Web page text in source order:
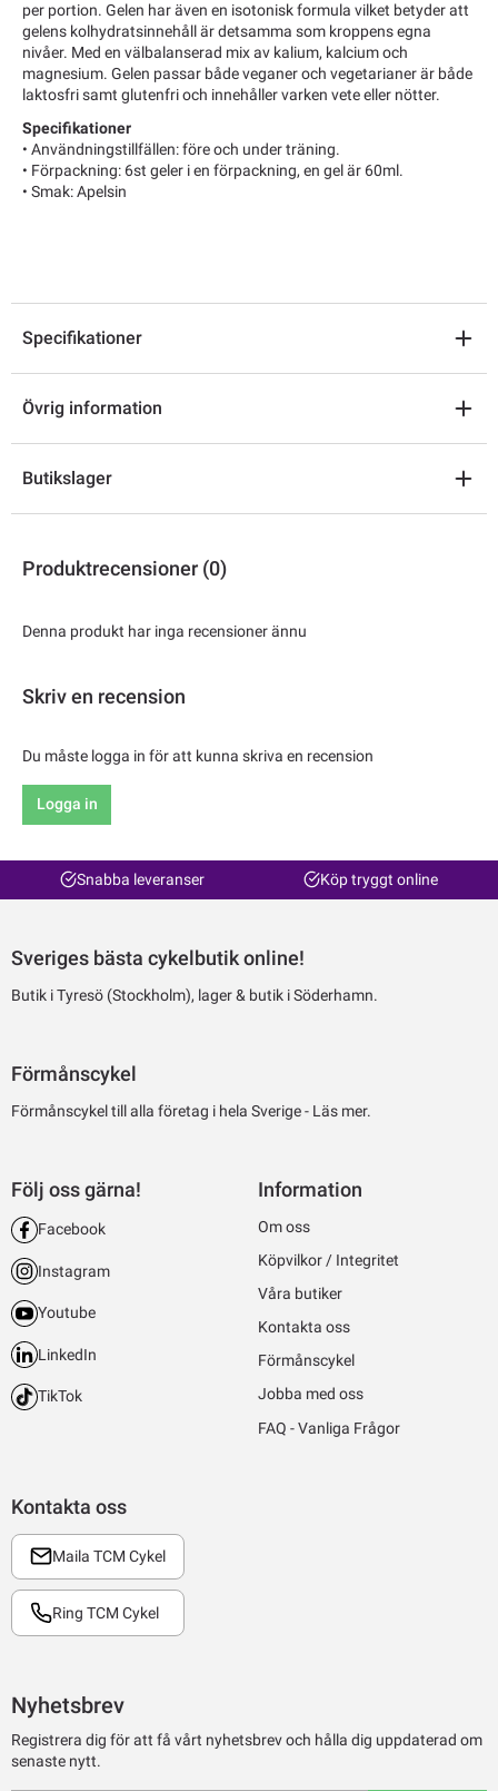
per portion. Gelen har även en isotonisk formula vilket betyder att
gelens kolhydratsinnehåll är detsamma som kroppens egna
nivåer. Med en välbalanserad mix av kalium, kalcium och
magnesium. Gelen passar både veganer och vegetarianer är både
laktosfri samt glutenfri och innehåller varken vete eller nötter.
Specifikationer
• Användningstillfällen: före och under träning.
• Förpackning: 6st geler i en förpackning, en gel är 60ml.
• Smak: Apelsin
Specifikationer
Övrig information
Butikslager
Produktrecensioner (0)
Denna produkt har inga recensioner ännu
Skriv en recension
Du måste logga in för att kunna skriva en recension
Logga in
Snabba leveranser Köp tryggt online
Sveriges bästa cykelbutik online!
Butik i Tyresö (Stockholm), lager & butik i Söderhamn.
Förmånscykel
Förmånscykel till alla företag i hela Sverige - Läs mer.
Kontakta oss
Maila TCM Cykel
Ring TCM Cykel
Följ oss gärna!
Facebook
Instagram
Youtube
LinkedIn
TikTok
Information
Om oss
Köpvilkor / Integritet
Våra butiker
Kontakta oss
Förmånscykel
Jobba med oss
FAQ - Vanliga Frågor
Nyhetsbrev
Registrera dig för att få vårt nyhetsbrev och hålla dig uppdaterad om
senaste nytt.